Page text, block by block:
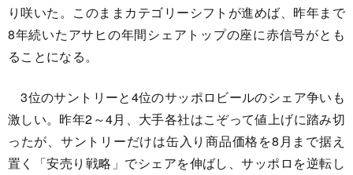
り咲いた。このままカテゴリーシフトが進めば、昨年まで
8年続いたアサヒの年間シェアトップの座に赤信号がとも
ることになる。
3位のサントリーと4位のサッポロビールのシェア争いも
激しい。昨年2～4月、大手各社はこぞって値上げに踏み切
ったが、サントリーだけは缶入り商品価格を8月まで据え
置く「安売り戦略」でシェアを伸ばし、サッポロを逆転し